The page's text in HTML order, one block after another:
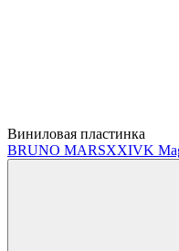
Виниловая пластинка
BRUNO MARSXXIVK